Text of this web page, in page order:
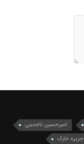
امیرحسین تاجدینی
جزیره خارک